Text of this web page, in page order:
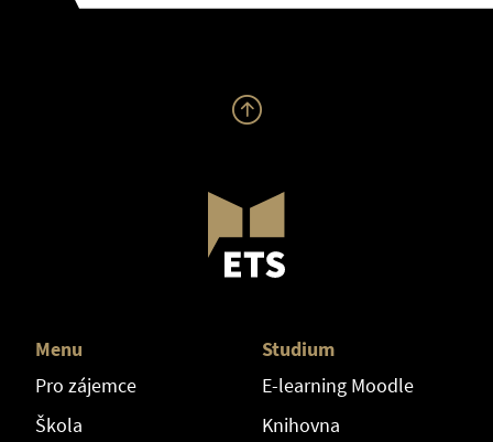
Menu
Pro zájemce
Škola
Studium
E-learning Moodle
Knihovna